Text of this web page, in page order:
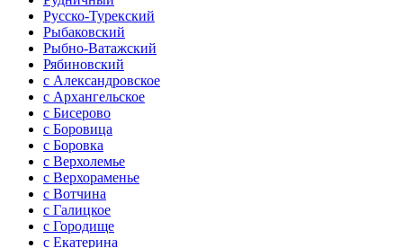
Русско-Турекский
Рыбаковский
Рыбно-Ватажский
Рябиновский
с Александровское
с Архангельское
с Бисерово
с Боровица
с Боровка
с Верхолемье
с Верхораменье
с Вотчина
с Галицкое
с Городище
с Екатерина